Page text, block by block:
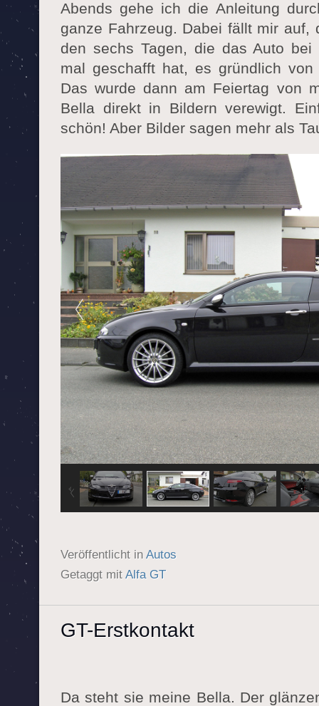
Abends gehe ich die Anleitung
ganze Fahrzeug. Dabei fällt mir auf,
den sechs Tagen, die das Auto
mal geschafft hat, es gründlich
Das wurde dann am Feiertag von
Bella direkt in Bildern verewigt.
schön! Aber Bilder sagen mehr als
Veröffentlicht in Autos
Getaggt mit Alfa GT
GT-Erstkontakt
Da steht sie meine Bella. Der